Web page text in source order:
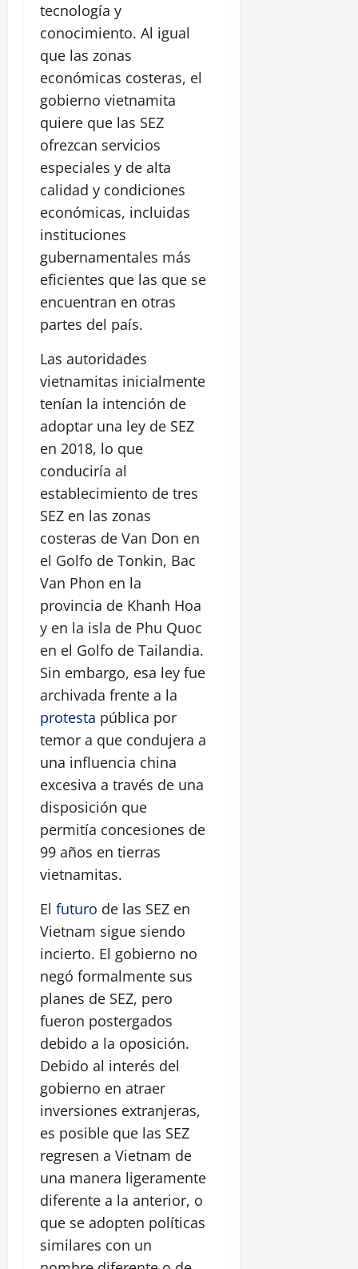
tecnología y
conocimiento. Al igual
que las zonas
económicas costeras, el
gobierno vietnamita
quiere que las SEZ
ofrezcan servicios
especiales y de alta
calidad y condiciones
económicas, incluidas
instituciones
gubernamentales más
eficientes que las que se
encuentran en otras
partes del país.
Las autoridades
vietnamitas inicialmente
tenían la intención de
adoptar una ley de SEZ
en 2018, lo que
conduciría al
establecimiento de tres
SEZ en las zonas
costeras de Van Don en
el Golfo de Tonkin, Bac
Van Phon en la
provincia de Khanh Hoa
y en la isla de Phu Quoc
en el Golfo de Tailandia.
Sin embargo, esa ley fue
archivada frente a la
protesta pública por
temor a que condujera a
una influencia china
excesiva a través de una
disposición que
permitía concesiones de
99 años en tierras
vietnamitas.
El futuro de las SEZ en
Vietnam sigue siendo
incierto. El gobierno no
negó formalmente sus
planes de SEZ, pero
fueron postergados
debido a la oposición.
Debido al interés del
gobierno en atraer
inversiones extranjeras,
es posible que las SEZ
regresen a Vietnam de
una manera ligeramente
diferente a la anterior, o
que se adopten políticas
similares con un